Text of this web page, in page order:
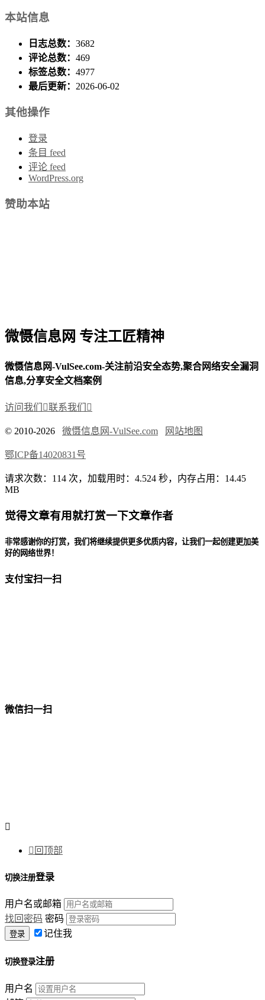
本站信息
日志总数： 3682
评论总数： 469
标签总数： 4977
最后更新： 2026-06-02
其他操作
登录
条目 feed
评论 feed
WordPress.org
赞助本站
微慑信息网 专注工匠精神
微慑信息网-VulSee.com-关注前沿安全态势,聚合网络安全漏洞
信息,分享安全文档案例
访问我们 联系我们 
© 2010-2026 微慑信息网-VulSee.com 网站地图
鄂ICP备14020831号
请求次数：114 次，加载用时：4.524 秒，内存占用：14.45
MB
觉得文章有用就打赏一下文章作者
非常感谢你的打赏，我们将继续提供更多优质内容，让我们一起创建更加美
好的网络世界！
支付宝扫一扫
微信扫一扫

 回顶部
切换注册登录
用户名或邮箱
找回密码 密码
记住我
切换登录注册
用户名